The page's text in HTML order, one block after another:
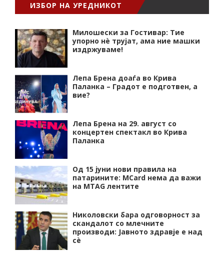
ИЗБОР НА УРЕДНИКОТ
Милошески за Гостивар: Тие
упорно нѐ трујат, ама ние машки
издржуваме!
Лепа Брена доаѓа во Крива
Паланка – Градот е подготвен, а
вие?
Лепа Брена на 29. август со
концертен спектакл во Крива
Паланка
Од 15 јуни нови правила на
патарините: MCard нема да важи
на MTAG лентите
Николовски бара одговорност за
скандалот со млечните
производи: Јавното здравје е над
сѐ